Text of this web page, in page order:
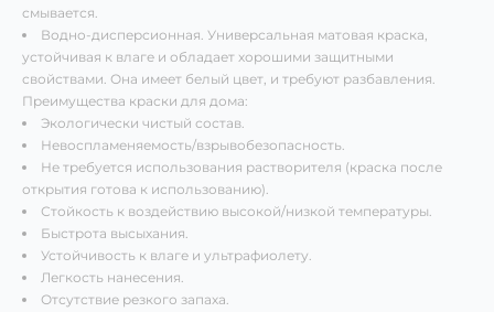
смывается.
Водно-дисперсионная. Универсальная матовая краска,
устойчивая к влаге и обладает хорошими защитными
свойствами. Она имеет белый цвет, и требуют разбавления.
Преимущества краски для дома:
Экологически чистый состав.
Невоспламеняемость/взрывобезопасность.
Не требуется использования растворителя (краска после
открытия готова к использованию).
Стойкость к воздействию высокой/низкой температуры.
Быстрота высыхания.
Устойчивость к влаге и ультрафиолету.
Легкость нанесения.
Отсутствие резкого запаха.